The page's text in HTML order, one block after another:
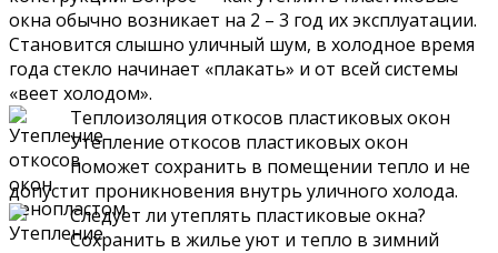
окна обычно возникает на 2 – 3 год их эксплуатации.
Становится слышно уличный шум, в холодное время
года стекло начинает «плакать» и от всей системы
«веет холодом».
Теплоизоляция откосов пластиковых окон
Утепление откосов пластиковых окон
поможет сохранить в помещении тепло и не
допустит проникновения внутрь уличного холода.
Следует ли утеплять пластиковые окна?
Сохранить в жилье уют и тепло в зимний